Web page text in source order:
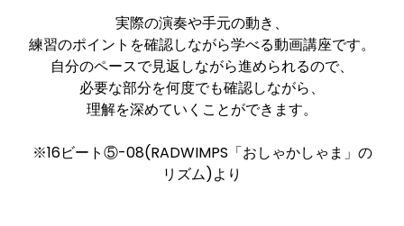
実際の演奏や手元の動き、
練習のポイントを確認しながら学べる動画講座です。
自分のペースで見返しながら進められるので、
必要な部分を何度でも確認しながら、
理解を深めていくことができます。
※16ビート⑤-08(RADWIMPS「おしゃかしゃま」の
リズム)より